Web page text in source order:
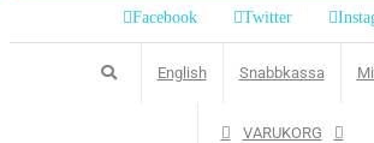
Facebook Twitter
English Snabbkassa
VARUKORG